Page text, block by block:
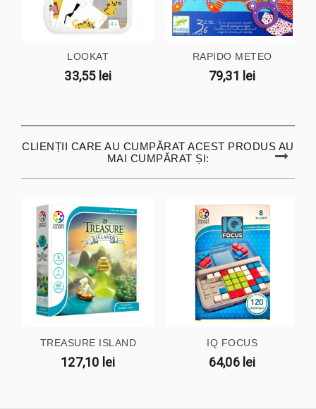
LOOKAT
33,55 lei
RAPIDO METEO
79,31 lei
CLIENȚII CARE AU CUMPĂRAT ACEST PRODUS AU
MAI CUMPĂRAT ȘI:
TREASURE ISLAND
127,10 lei
IQ FOCUS
64,06 lei